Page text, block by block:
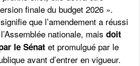
finale du budget 2026 ».
que l’amendement a réussi
nationale, maisdoit
le Sénat et promulgué par le
avant d’entrer en vigueur.